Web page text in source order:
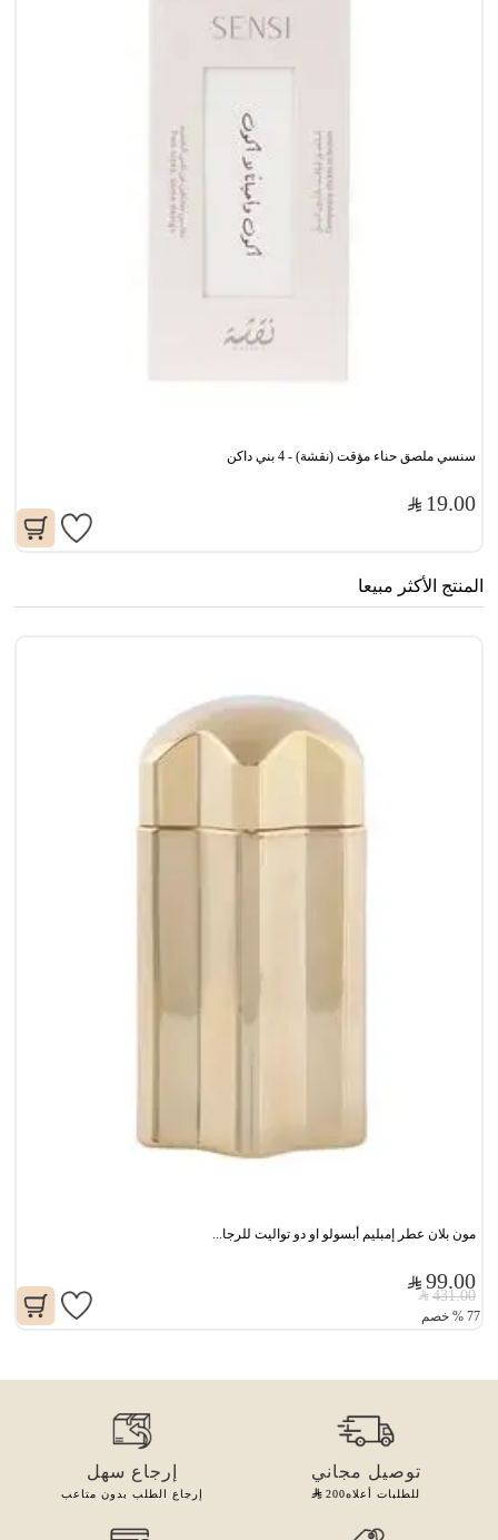
سنسي ملصق حناء مؤقت (نقشة) - 4 بني داكن
19.00
المنتج الأكثر مبيعا
مون بلان عطر إمبليم أبسولو او دو تواليت للرجا...
99.00
431.00
77
% خصم
توصيل مجاني
للطلبات أعلاه200
إرجاع سهل
إرجاع الطلب بدون متاعب